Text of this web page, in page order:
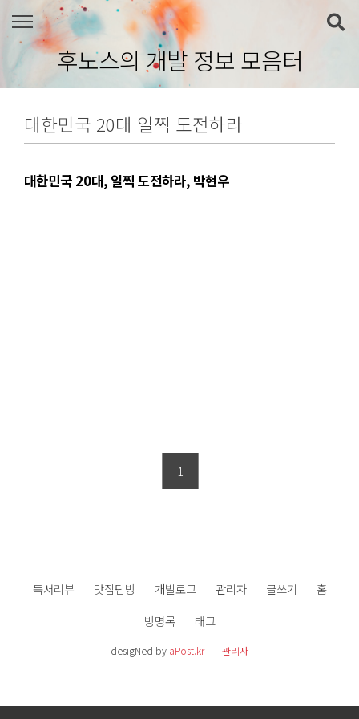
본문 바로가기
후노스의 개발 정보 모음터
대한민국 20대 일찍 도전하라
대한민국 20대, 일찍 도전하라, 박현우
1
독서리뷰 맛집탐방 개발로그 관리자 글쓰기
홈
방명록
태그
desigNed by aPost.kr 관리자